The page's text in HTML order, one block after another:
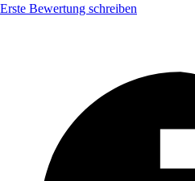
Erste Bewertung schreiben